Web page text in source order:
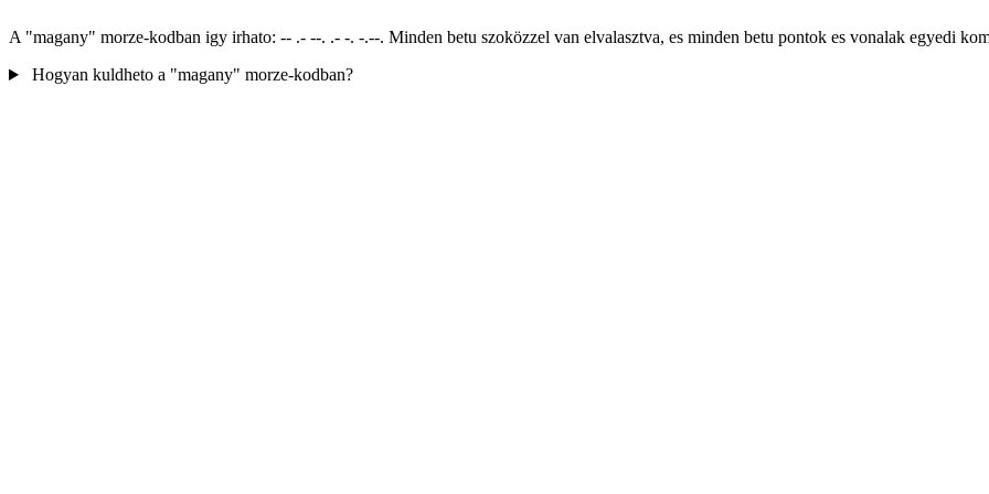
A "magany" morze-kodban igy irhato: -- .- --. .- -. -.--. Minden betu szoközzel van elvalasztva, es minden betu pontok es vonalak egyedi
Hogyan kuldheto a "magany" morze-kodban?